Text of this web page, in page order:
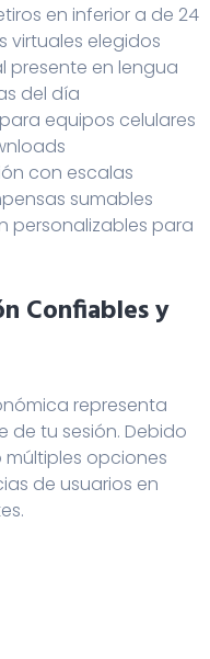
en inferior a de 24
virtuales elegidos
presente en lengua
del día
equipos celulares
con escalas
sumables
personalizables para
Confiables y
representa
de tu sesión. Debido
opciones
de usuarios en